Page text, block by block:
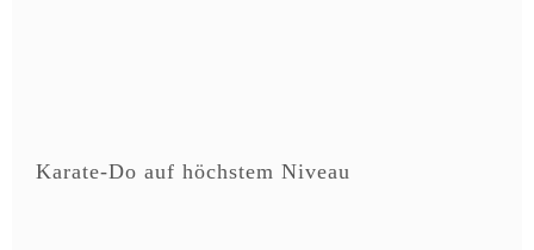
Karate-Do auf höchstem Niveau